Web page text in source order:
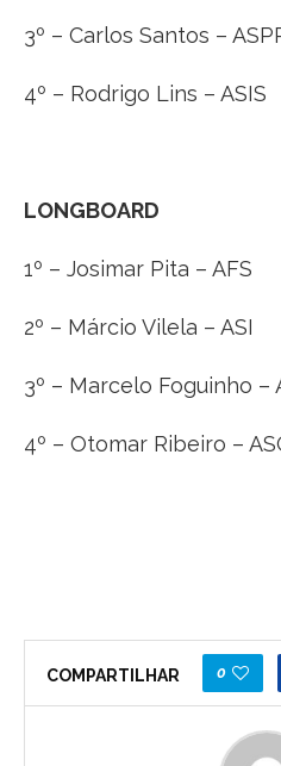
3º – Carlos Santos –
4º – Rodrigo Lins – ASIS
LONGBOARD
1º – Josimar Pita – AFS
2º – Márcio Vilela – ASI
3º – Marcelo Foguinho –
4º – Otomar Ribeiro –
COMPARTILHAR 0